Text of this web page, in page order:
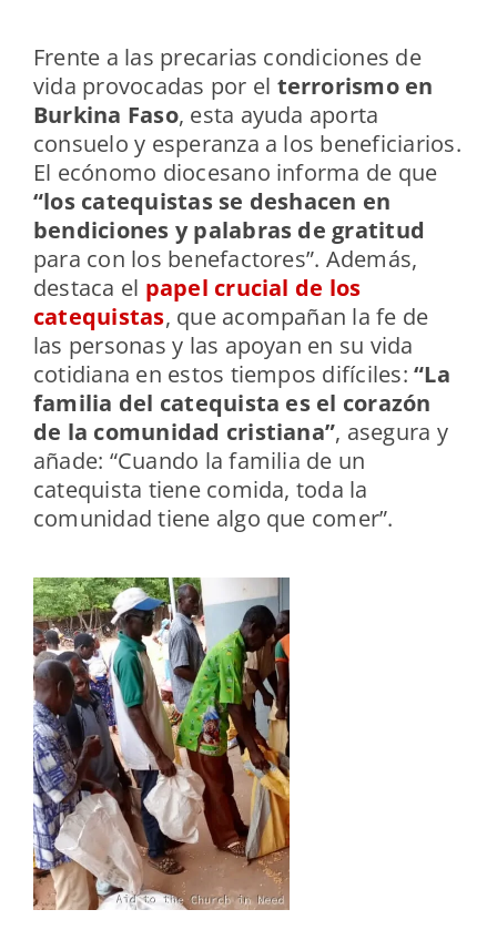
Frente a las precarias condiciones de
vida provocadas por el terrorismo en
Burkina Faso, esta ayuda aporta
consuelo y esperanza a los beneficiarios.
El ecónomo diocesano informa de que
“los catequistas se deshacen en
bendiciones y palabras de gratitud
para con los benefactores”. Además,
destaca el papel crucial de los
catequistas, que acompañan la fe de
las personas y las apoyan en su vida
cotidiana en estos tiempos difíciles:“La
familia del catequista es el corazón
de la comunidad cristiana”, asegura y
añade: “Cuando la familia de un
catequista tiene comida, toda la
comunidad tiene algo que comer”.